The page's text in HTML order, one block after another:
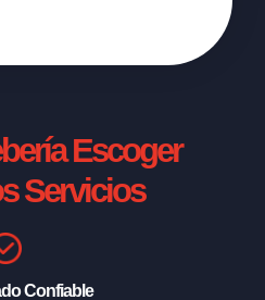
Escoger
Servicios
Confiable